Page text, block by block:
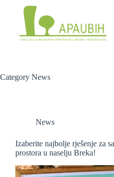
Category News
News
Izaberite najbolje rješenje za
prostora u naselju Breka!